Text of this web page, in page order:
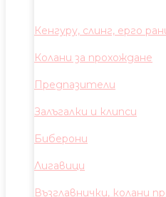
Кенгуру, слинг, ерго
Колани за прохождане
Предпазители
Залъгалки и клипси
Биберони
Лигавици
Възглавнички, колани